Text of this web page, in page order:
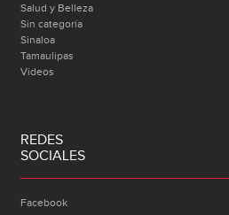
Salud y Belleza
Sin categoría
Sinaloa
Tamaulipas
Videos
REDES
SOCIALES
Facebook